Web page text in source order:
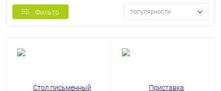
Фильтр популярности